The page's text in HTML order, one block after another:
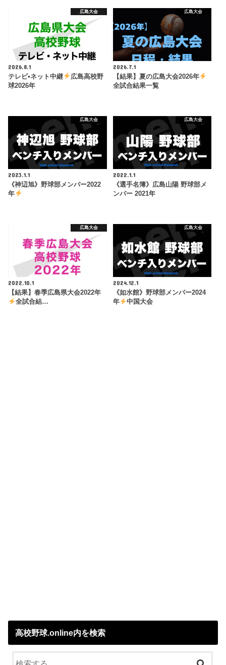
広島大会
2026.8.1
テレビ•ネット中継
広島高校野
球2026年
広島大会
2026.7.1
【結果】夏の広島大会2026年
全試合結果一覧
広島大会
2023.1.1
《神辺旭》野球部メンバー2022
年
広島大会
2022.1.1
《選手名簿》広島山陽 野球部メ
ンバー 2021年
広島大会
2022.10.1
【結果】春季広島県大会2022年
全試合結…
広島大会
2024.12.1
《如水館》野球部メンバー2024
年
中国大会
高校野球.online内を検索